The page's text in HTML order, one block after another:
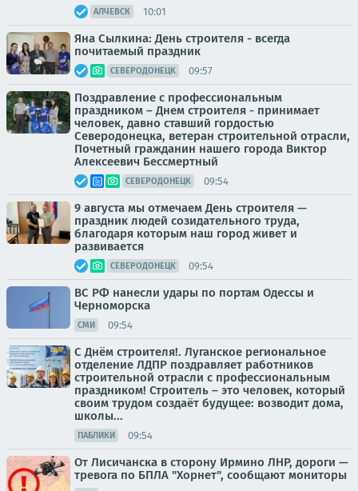
АЛЧЕВСК 10:01
Яна Сылкина: День строителя - всегда
почитаемый праздник
СЕВЕРОДОНЕЦК 09:57
Поздравление с профессиональным
праздником – Днем строителя - принимает
человек, давно ставший гордостью
Северодонецка, ветеран строительной отрасли,
Почетный гражданин нашего города Виктор
Алексеевич Бессмертный
СЕВЕРОДОНЕЦК 09:54
9 августа мы отмечаем День строителя —
праздник людей созидательного труда,
благодаря которым наш город живет и
развивается
СЕВЕРОДОНЕЦК 09:54
ВС РФ нанесли удары по портам Одессы и
Черноморска
СМИ 09:54
С Днём строителя!. Луганское региональное
отделение ЛДПР поздравляет работников
строительной отрасли с профессиональным
праздником! Строитель – это человек, который
своим трудом создаёт будущее: возводит дома,
школы...
ПАБЛИКИ 09:54
От Лисичанска в сторону Ирмино ЛНР, дороги —
тревога по БПЛА "Хорнет", сообщают мониторы